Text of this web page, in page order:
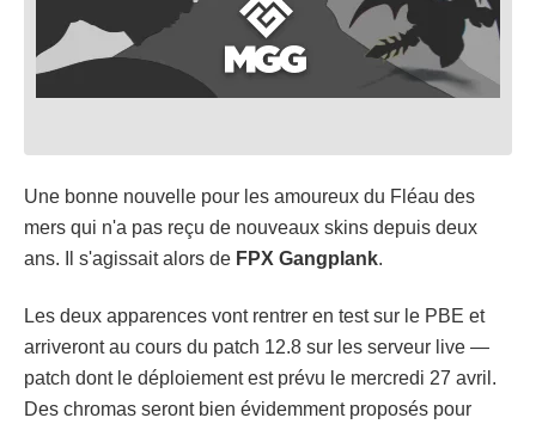
Une bonne nouvelle pour les amoureux du Fléau des
mers qui n'a pas reçu de nouveaux skins depuis deux
ans. Il s'agissait alors de FPX Gangplank.
Les deux apparences vont rentrer en test sur le PBE et
arriveront au cours du patch 12.8 sur les serveur live —
patch dont le déploiement est prévu le mercredi 27 avril.
Des chromas seront bien évidemment proposés pour